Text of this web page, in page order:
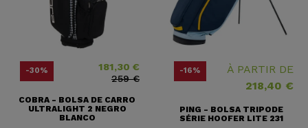
-30% Precio181,30 €
Precio base
259 €
COBRA - BOLSA DE CARRO
ULTRALIGHT 2 NEGRO
BLANCO
-16%
À PARTIR DE
218,40 €
PING - BOLSA TRIPODE
SÉRIE HOOFER LITE 231